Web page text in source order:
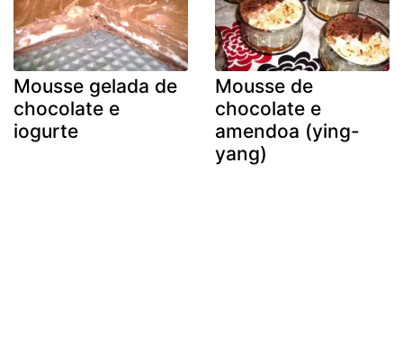
Mousse gelada de
chocolate e
iogurte
Mousse de
chocolate e
amendoa (ying-
yang)